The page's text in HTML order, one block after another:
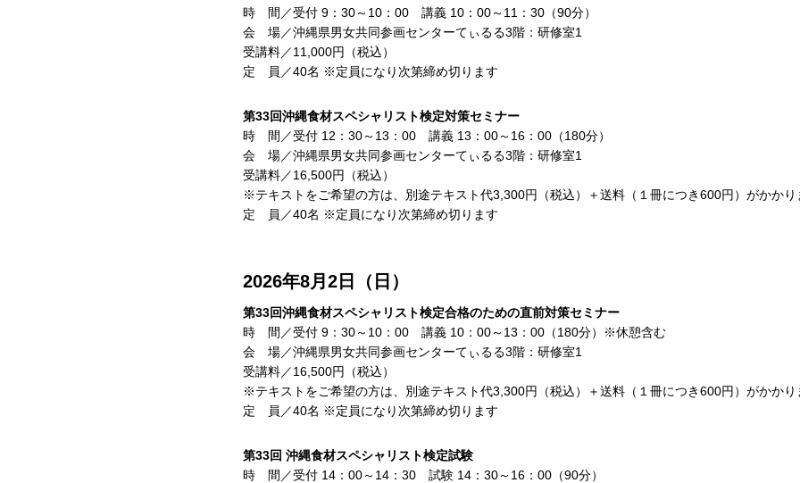
時 間／受付 9：30～10：00 講義 10：00～11：30（90分）
会 場／沖縄県男女共同参画センターてぃるる3階：研修室1
受講料／11,000円（税込）
定 員／40名 ※定員になり次第締め切ります
第33回沖縄食材スペシャリスト検定対策セミナー
時 間／受付 12：30～13：00 講義 13：00～16：00（180分）
会 場／沖縄県男女共同参画センターてぃるる3階：研修室1
受講料／16,500円（税込）
※テキストをご希望の方は、別途テキスト代3,300円（税込）＋送料（１冊につき600円）がかかり
定 員／40名 ※定員になり次第締め切ります
2026年8月2日（日）
第33回沖縄食材スペシャリスト検定合格のための直前対策セミナー
時 間／受付 9：30～10：00 講義 10：00～13：00（180分）※休憩含む
会 場／沖縄県男女共同参画センターてぃるる3階：研修室1
受講料／16,500円（税込）
※テキストをご希望の方は、別途テキスト代3,300円（税込）＋送料（１冊につき600円）がかかり
定 員／40名 ※定員になり次第締め切ります
第33回 沖縄食材スペシャリスト検定試験
時 間／受付 14：00～14：30 試験 14：30～16：00（90分）